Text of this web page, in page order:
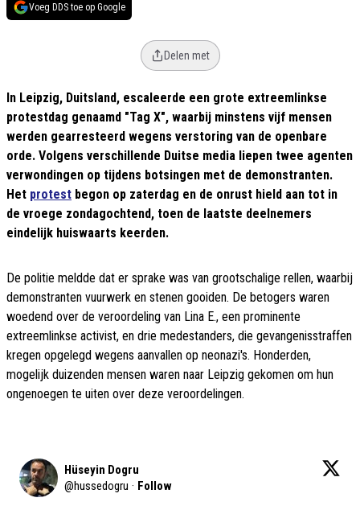
Voeg DDS toe op Google
Delen met
In Leipzig, Duitsland, escaleerde een grote extreemlinkse
protestdag genaamd "Tag X", waarbij minstens vijf mensen
werden gearresteerd wegens verstoring van de openbare
orde. Volgens verschillende Duitse media liepen twee agenten
verwondingen op tijdens botsingen met de demonstranten.
Het protest begon op zaterdag en de onrust hield aan tot in
de vroege zondagochtend, toen de laatste deelnemers
eindelijk huiswaarts keerden.
De politie meldde dat er sprake was van grootschalige rellen, waarbij
demonstranten vuurwerk en stenen gooiden. De betogers waren
woedend over de veroordeling van Lina E., een prominente
extreemlinkse activist, en drie medestanders, die gevangenisstraffen
kregen opgelegd wegens aanvallen op neonazi's. Honderden,
mogelijk duizenden mensen waren naar Leipzig gekomen om hun
ongenoegen te uiten over deze veroordelingen.
Hüseyin Dogru
@hussedogru · Follow